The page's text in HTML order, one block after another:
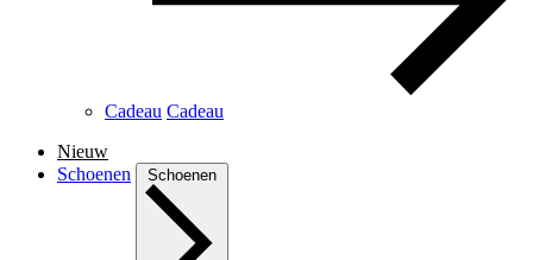
Cadeau Cadeau
Nieuw
Schoenen
Schoenen